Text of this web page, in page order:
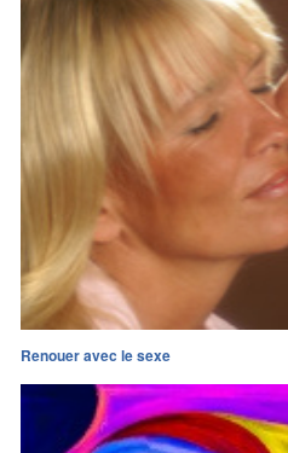
Renouer avec le sexe